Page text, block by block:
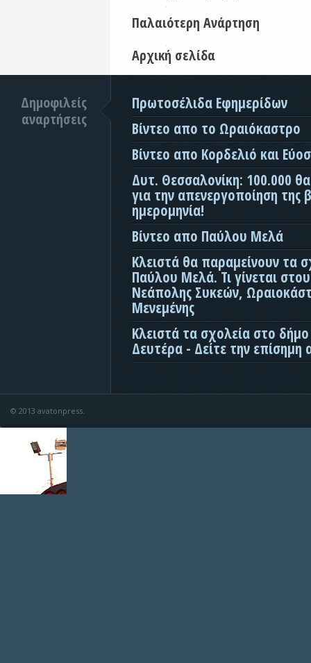
Παλαιότερη Ανάρτηση
Αρχική σελίδα
Δημοφιλείς
αναρτήσεις
Πρωτοσέλιδα Εφημερίδων
Βίντεο απο το Ωραιόκαστρο
Βίντεο απο Κορδελιό και
Δυτ. Θεσσαλονίκη: 100.000
για την απενεργοποίηση της
ημερομηνία!
Βίντεο απο Παύλου Μελά
Κλειστά θα παραμείνουν τα
Παύλου Μελά. Τι γίνεται
Νεάπολης Συκεών,
Μενεμένης
Κλειστά τα σχολεία στο
Δευτέρα - Δείτε την επίσημη
© 2013 avatonpress.